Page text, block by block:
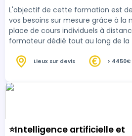
certification Créer et gérer
web avec WordPress
L'objectif de cette formation est
vos besoins sur mesure grâce à la
place de cours individuels à
formateur dédié tout au long de
ou vos propre(s) site(s) internet à
formation une certification Créer
sites web avec WordPress (Tosa). La plateforme
Lieux sur devis > 4450€
⭐Intelligence artificielle et